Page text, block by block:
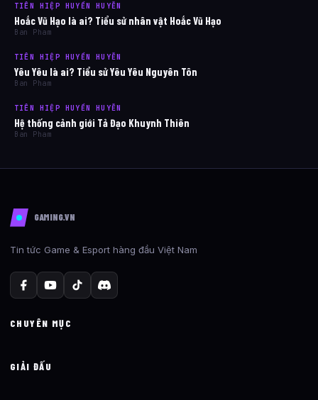
TIÊN HIỆP HUYỀN HUYỄN
Hoắc Vũ Hạo là ai? Tiểu sử nhân vật Hoắc Vũ Hạo
Ban Pham
TIÊN HIỆP HUYỀN HUYỄN
Yêu Yêu là ai? Tiểu sử Yêu Yêu Nguyên Tôn
Ban Pham
TIÊN HIỆP HUYỀN HUYỄN
Hệ thống cảnh giới Tả Đạo Khuynh Thiên
Ban Pham
GAMING.VN
Tin tức Game & Esport hàng đầu Việt Nam
CHUYÊN MỤC
GIẢI ĐẤU